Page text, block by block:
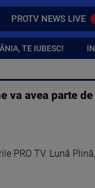
PROTV NEWS LIVE
TE IUBESC!
va avea parte
PRO TV. Lună